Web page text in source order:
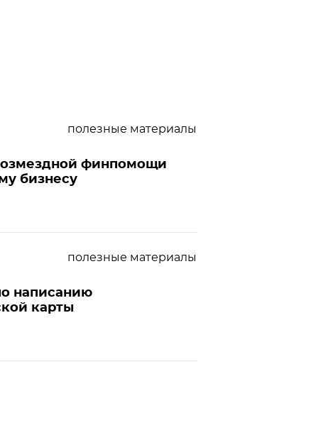
полезные материалы
финпомощи
бизнесу
полезные материалы
написанию
карты